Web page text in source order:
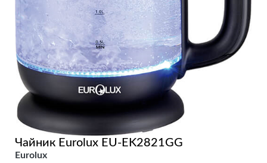
Чайник Eurolux EU-EK2821GG
Eurolux